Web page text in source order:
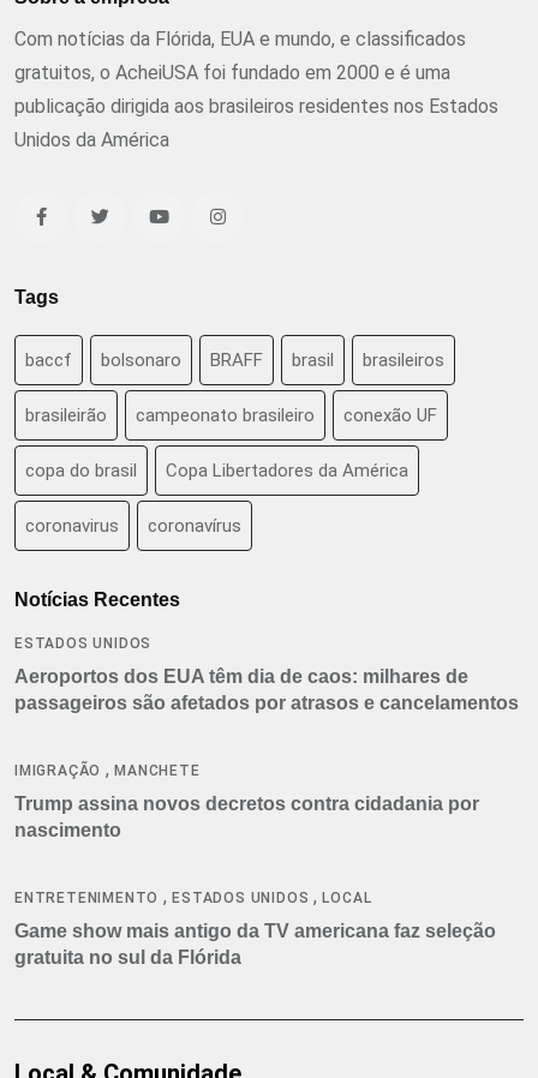
Com notícias da Flórida, EUA e mundo, e classificados
gratuitos, o AcheiUSA foi fundado em 2000 e é uma
publicação dirigida aos brasileiros residentes nos Estados
Unidos da América
Tags
baccf bolsonaro BRAFF brasil brasileiros
brasileirão campeonato brasileiro conexão UF
copa do brasil Copa Libertadores da América
coronavirus coronavírus
Notícias Recentes
ESTADOS UNIDOS
Aeroportos dos EUA têm dia de caos: milhares de
passageiros são afetados por atrasos e cancelamentos
IMIGRAÇÃO ,MANCHETE
Trump assina novos decretos contra cidadania por
nascimento
ENTRETENIMENTO ,ESTADOS UNIDOS ,LOCAL
Game show mais antigo da TV americana faz seleção
gratuita no sul da Flórida